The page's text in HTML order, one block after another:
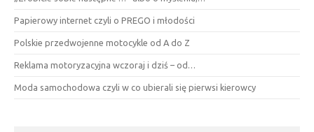
Papierowy internet czyli o PREGO i młodości
Polskie przedwojenne motocykle od A do Z
Reklama motoryzacyjna wczoraj i dziś – od…
Moda samochodowa czyli w co ubierali się pierwsi kierowcy